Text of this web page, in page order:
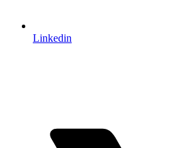
Linkedin